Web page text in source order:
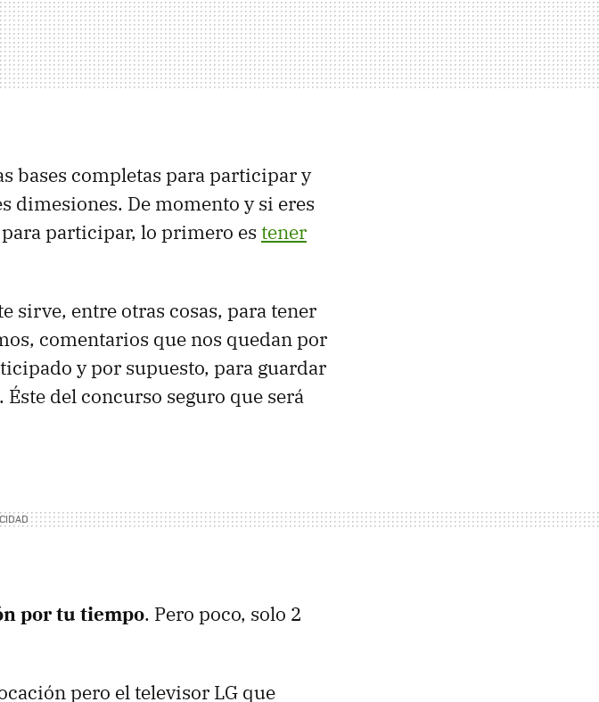
bases completas para participar y
dimesiones. De momento y si eres
participar, lo primero es tener
sirve, entre otras cosas, para tener
comentarios que nos quedan por
y por supuesto, para guardar
del concurso seguro que será
por tu tiempo. Pero poco, solo 2
pero el televisor LG que